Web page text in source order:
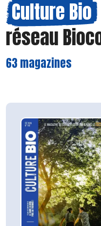
Culture Bio
réseau
63 magazines